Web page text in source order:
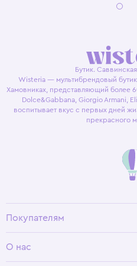
Бутик.
Wisteria — мультибрендовый
Хамовниках, представляющий более
Dolce&Gabbana, Giorgio Armani,
воспитывает вкус с первых дней
прекрасного
Покупателям
Условия возврата
О нас